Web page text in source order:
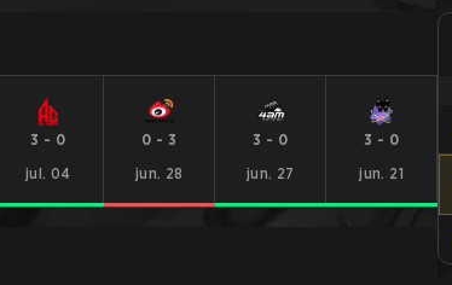
3 - 0
jul. 04
0 - 3
jun. 28
3 - 0
jun. 27
3 - 0
jun. 21